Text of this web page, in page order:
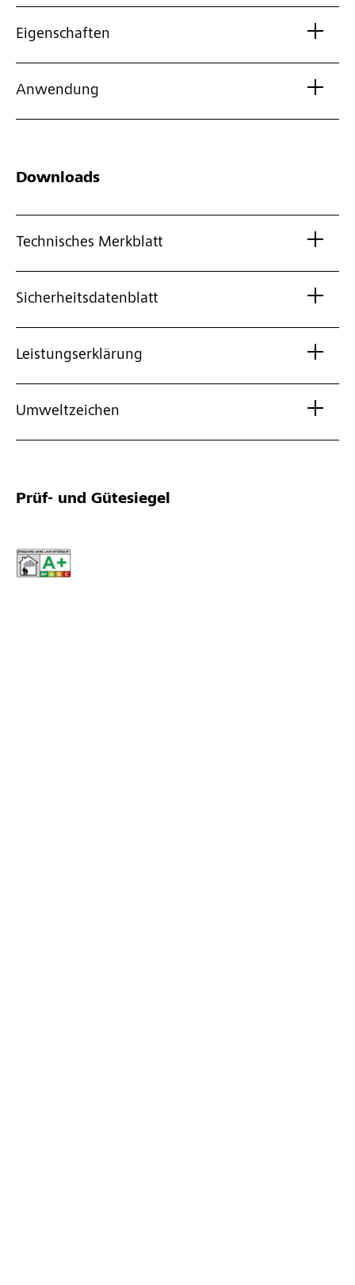
Eigenschaften
Anwendung
Downloads
Technisches Merkblatt
Sicherheitsdatenblatt
Leistungserklärung
Umweltzeichen
Prüf- und Gütesiegel